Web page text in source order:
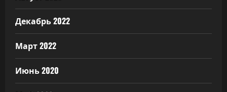
Декабрь 2022
Март 2022
Июнь 2020